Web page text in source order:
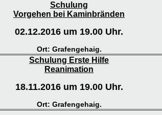
Schulung
Vorgehen bei Kaminbränden
02.12.2016 um 19.00 Uhr.
Ort: Grafengehaig.
Schulung Erste Hilfe
Reanimation
18.11.2016 um 19.00 Uhr.
Ort: Grafengehaig.